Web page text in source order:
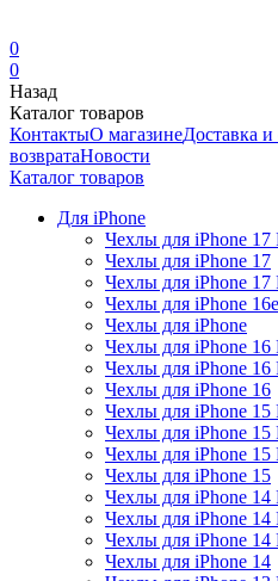
0
0
Назад
Каталог товаров
КонтактыО магазинеДоставка и
возвратаНовости
Каталог товаров
Для iPhone
Чехлы для iPhone 17
Чехлы для iPhone 17
Чехлы для iPhone 17
Чехлы для iPhone 16e
Чехлы для iPhone
Чехлы для iPhone 16
Чехлы для iPhone 16
Чехлы для iPhone 16
Чехлы для iPhone 15
Чехлы для iPhone 15
Чехлы для iPhone 15
Чехлы для iPhone 15
Чехлы для iPhone 14
Чехлы для iPhone 14
Чехлы для iPhone 14
Чехлы для iPhone 14